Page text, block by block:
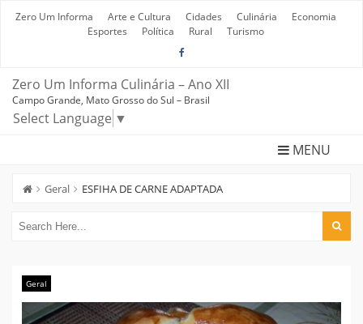
Zero Um Informa Arte e Cultura Cidades Culinária
Economia
Esportes
Política Rural Turismo
Zero Um Informa Culinária – Ano XII
Campo Grande, Mato Grosso do Sul – Brasil
Select Language ▼
MENU
Geral ESFIHA DE CARNE ADAPTADA
Geral